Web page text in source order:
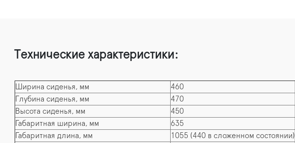
Технические характеристики:
Ширина сиденья, мм
460
Глубина сиденья, мм
470
Высота сиденья, мм
450
Габаритная ширина, мм
635
Габаритная длина, мм
1055 (440 в сложенном состоянии)